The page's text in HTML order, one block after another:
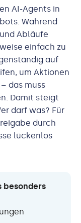
AI-Agents in
Während
Abläufe
einfach zu
auf
um Aktionen
das muss
Damit steigt
darf was? Für
durch
lückenlos
besonders